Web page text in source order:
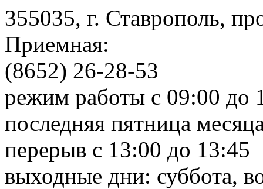
355035, г. Ставрополь,
Приемная:
(8652) 26-28-53
режим работы с 09:00 до
последняя пятница
перерыв с 13:00 до 13:45
выходные дни: суббота,